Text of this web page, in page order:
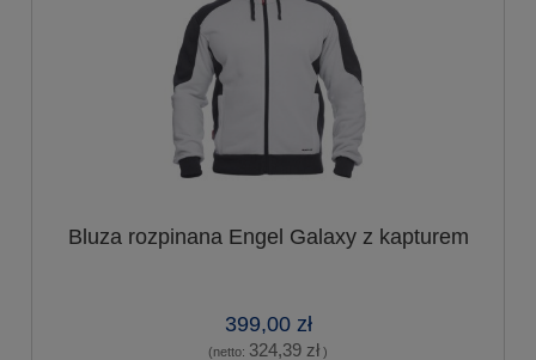
Bluza rozpinana Engel Galaxy z kapturem
399,00 zł
(netto: 324,39 zł )